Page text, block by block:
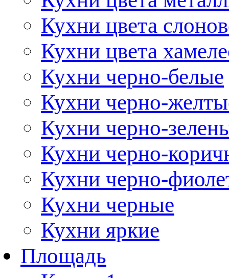
Кухни цвета
Кухни цвета
Кухни черно-белые
Кухни черно-
Кухни черно-
Кухни черно-
Кухни черно-
Кухни черные
Кухни яркие
Площадь